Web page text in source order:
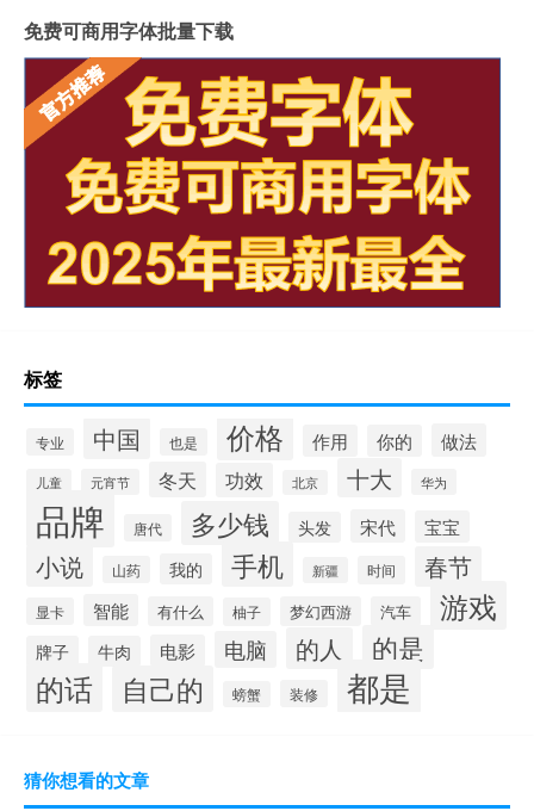
免费可商用字体批量下载
标签
专业 中国 也是 价格 作用 你的 做法
儿童 元宵节 冬天 功效 北京 十大 华为
品牌 唐代 多少钱 头发 宋代 宝宝
小说 山药 我的 手机 新疆 时间 春节
显卡 智能 有什么 柚子 梦幻西游 汽车 游戏
牌子 牛肉 电影 电脑 的人 的是
的话 自己的 螃蟹 装修 都是
猜你想看的文章